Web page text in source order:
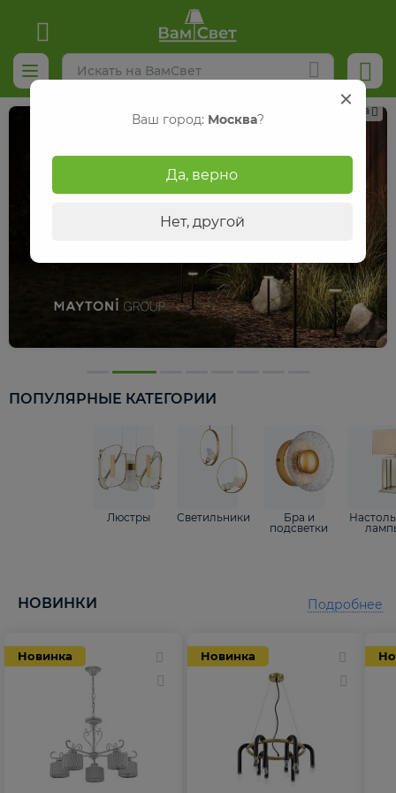
Реклама
ПОПУЛЯРНЫЕ КАТЕГОРИИ
Люстры Светильники
Бра и
подсветки
НОВИНКИ
Новинка Новинка
Подробнее
Ваш город: Москва?
Да, верно
Нет, другой